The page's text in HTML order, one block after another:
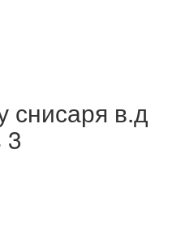
снисаря в.д
3